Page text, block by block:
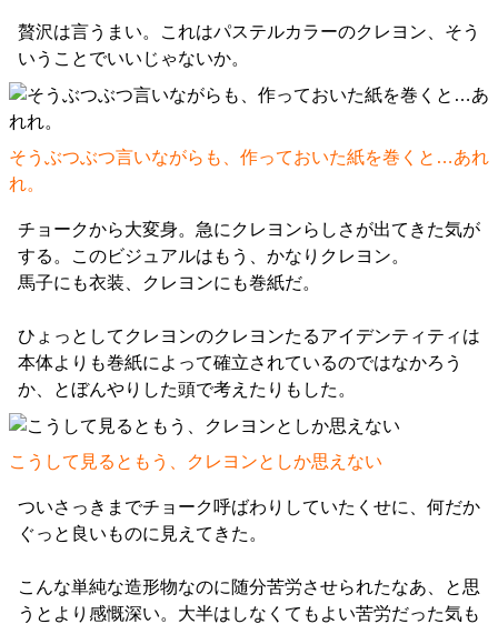
贅沢は言うまい。これはパステルカラーのクレヨン、そう
いうことでいいじゃないか。
そうぶつぶつ言いながらも、作っておいた紙を巻くと…あれ
れ。
チョークから大変身。急にクレヨンらしさが出てきた気が
する。このビジュアルはもう、かなりクレヨン。
馬子にも衣装、クレヨンにも巻紙だ。
ひょっとしてクレヨンのクレヨンたるアイデンティティは
本体よりも巻紙によって確立されているのではなかろう
か、とぼんやりした頭で考えたりもした。
こうして見るともう、クレヨンとしか思えない
ついさっきまでチョーク呼ばわりしていたくせに、何だか
ぐっと良いものに見えてきた。
こんな単純な造形物なのに随分苦労させられたなあ、と思
うとより感慨深い。大半はしなくてもよい苦労だった気も